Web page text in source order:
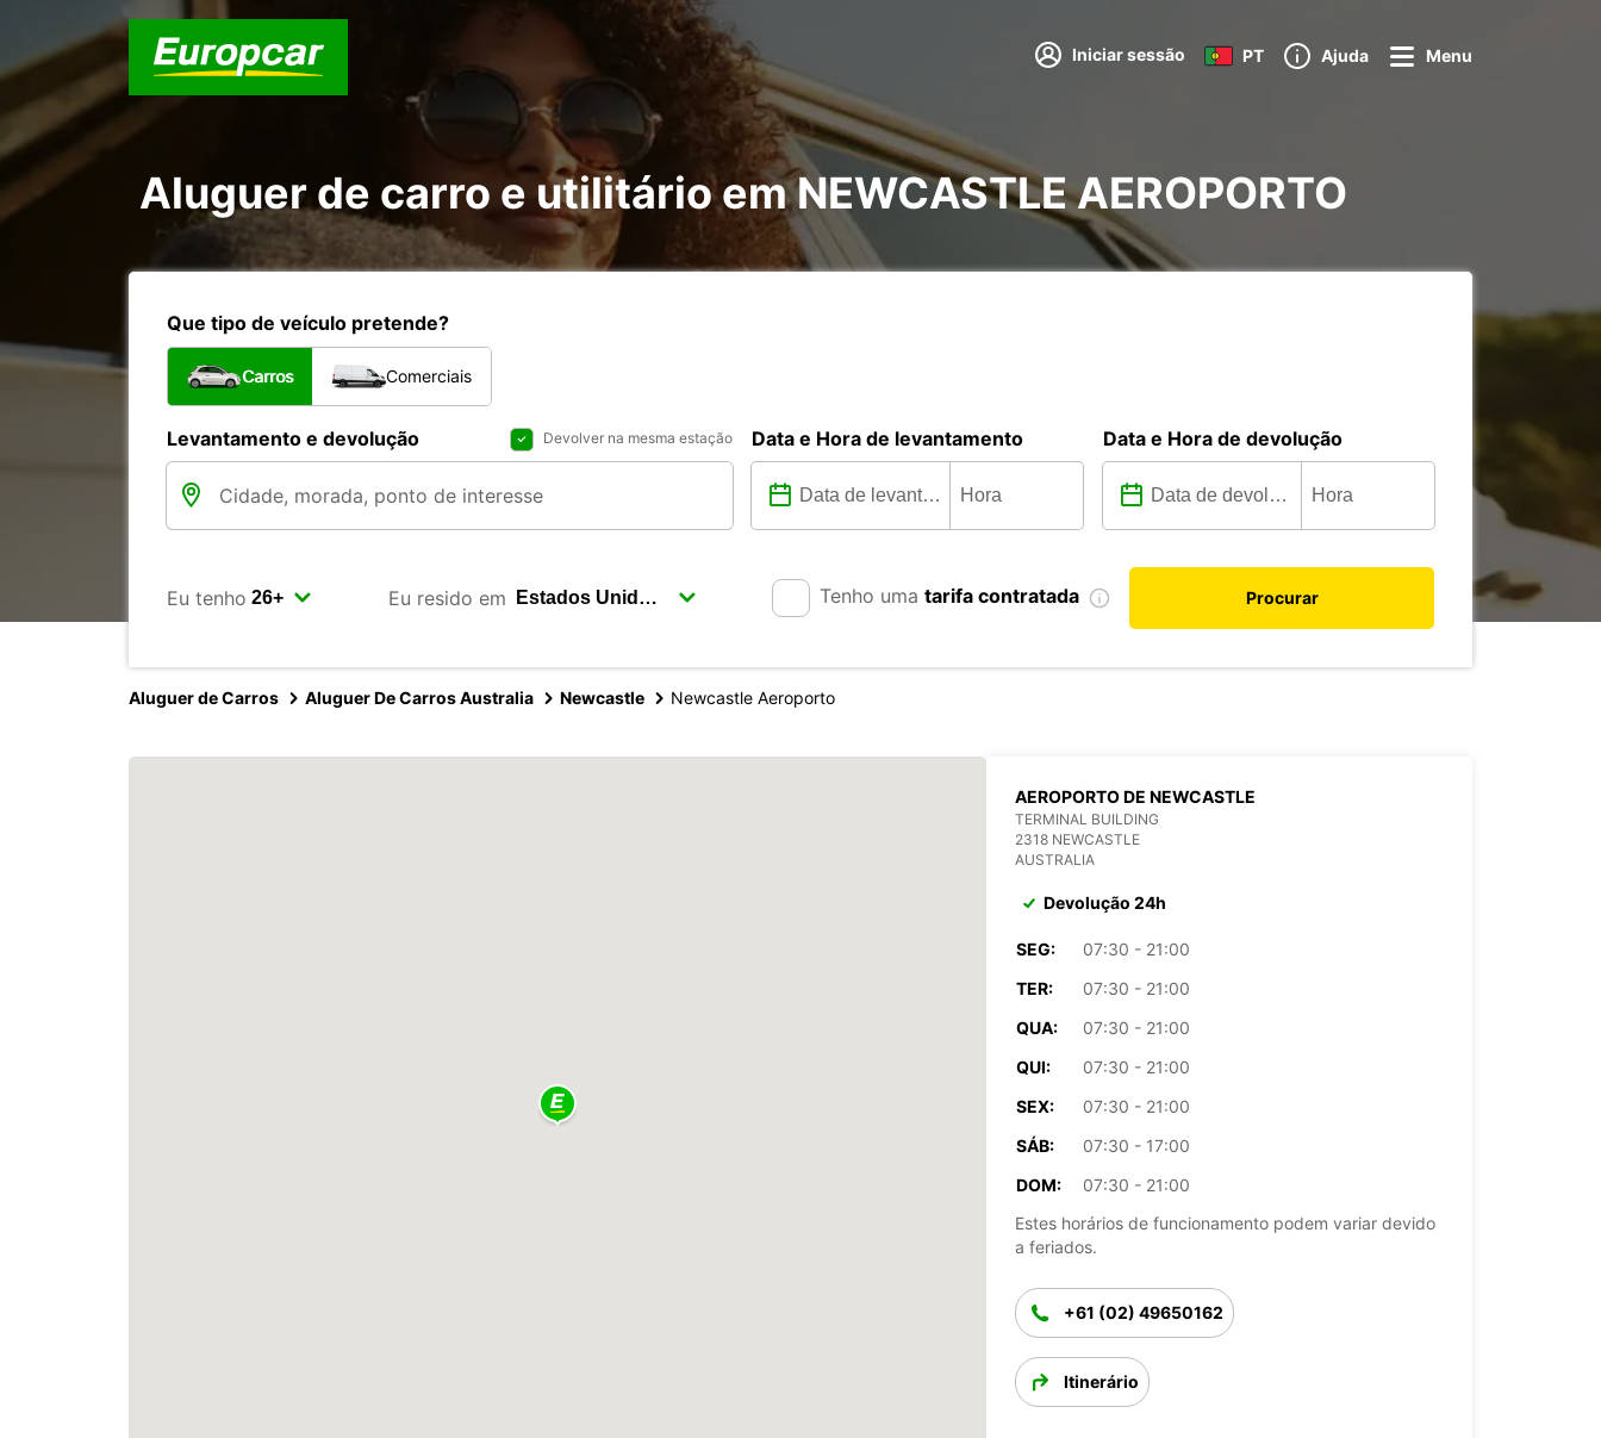
Iniciar sessão PT Ajuda Menu
Aluguer de carro e utilitário em NEWCASTLE AEROPORTO
Que tipo de veículo pretende?
Carros Comerciais
Levantamento e devolução Devolver na mesma estação Data e Hora de levantamento Data e Hora de devolução
Eu tenho Eu resido em Tenho uma tarifa contratada Procurar
Aluguer de Carros Aluguer De Carros Australia Newcastle Newcastle Aeroporto
AEROPORTO DE NEWCASTLE
TERMINAL BUILDING
2318 NEWCASTLE
AUSTRALIA
Devolução 24h
SEG:
07:30 - 21:00
TER:
07:30 - 21:00
QUA:
07:30 - 21:00
QUI:
07:30 - 21:00
SEX:
07:30 - 21:00
SÁB:
07:30 - 17:00
DOM:
07:30 - 21:00
Estes horários de funcionamento podem variar devido
a feriados.
+61 (02) 49650162
Itinerário